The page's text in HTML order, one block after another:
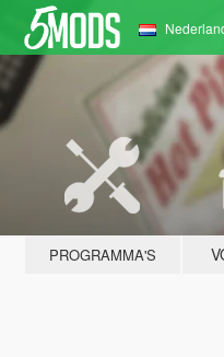
PROGRAMMA'S